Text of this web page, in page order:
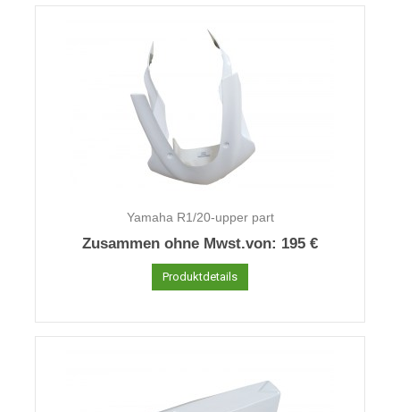
Yamaha R1/20-upper part
Zusammen ohne Mwst.von: 195 €
Produktdetails